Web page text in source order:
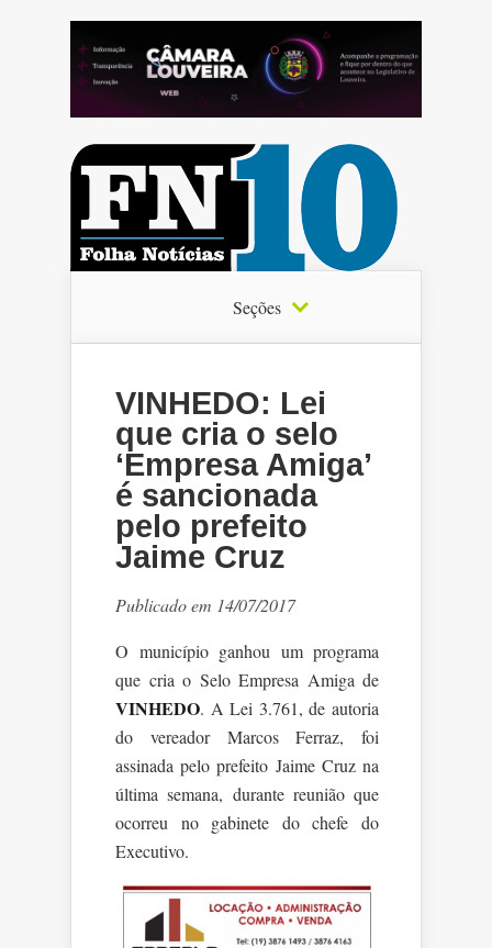
Seções
VINHEDO: Lei
que cria o selo
‘Empresa Amiga’
é sancionada
pelo prefeito
Jaime Cruz
Publicado em 14/07/2017
O município ganhou um programa
que cria o Selo Empresa Amiga de
VINHEDO. A Lei 3.761, de autoria
do vereador Marcos Ferraz, foi
assinada pelo prefeito Jaime Cruz na
última semana, durante reunião que
ocorreu no gabinete do chefe do
Executivo.